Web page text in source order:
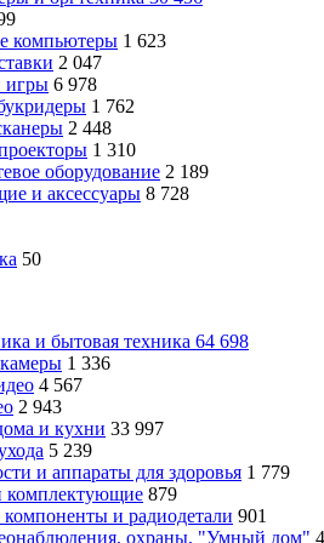
компьютеры 1 623
2 047
игры 6 978
1 762
2 448
1 310
оборудование 2 189
и аксессуары 8 728
50
и бытовая техника 64 698
1 336
4 567
2 943
и кухни 33 997
5 239
и аппараты для здоровья 1 779
комплектующие 879
и радиодетали 901
охраны, "Умный дом"